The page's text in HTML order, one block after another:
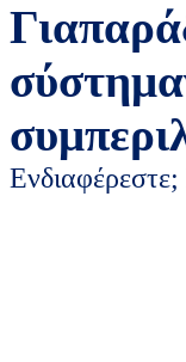
Για
σύστημα